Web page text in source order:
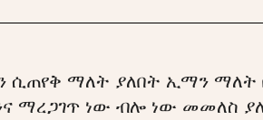
ሲጠየቅ ማለት ያለበት ኢማን
ማረጋገጥ ነው ብሎ ነው መመለስ